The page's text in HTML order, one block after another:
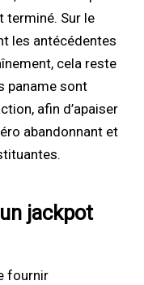
terminé. Sur le
les antécédentes
cela reste
paname sont
afin d’apaiser
abandonnant et
jackpot
fournir